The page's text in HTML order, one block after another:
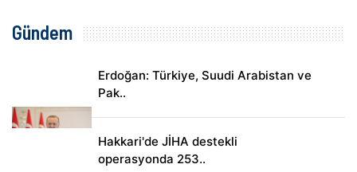
Gündem
Erdoğan: Türkiye, Suudi Arabistan ve
Pak..
Hakkari'de JİHA destekli
operasyonda 253..